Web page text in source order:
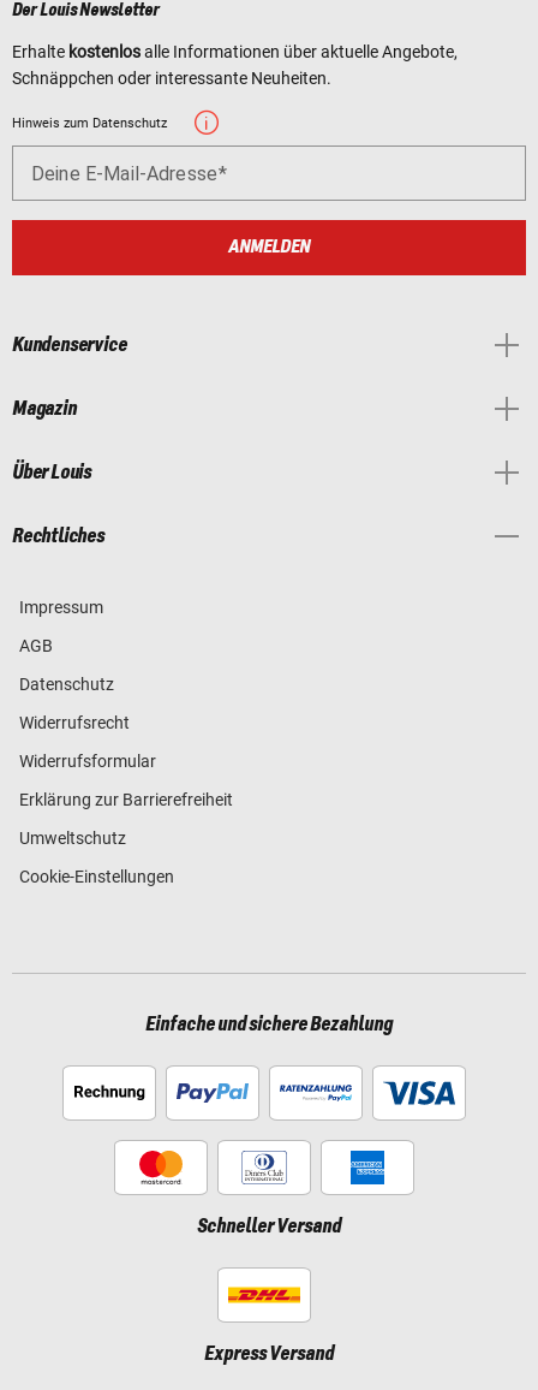
Der Louis Newsletter
Erhalte kostenlosalle Informationen über aktuelle Angebote,
Schnäppchen oder interessante Neuheiten.
Hinweis zum Datenschutz
Deine E-Mail-Adresse
ANMELDEN
Kundenservice
Magazin
Über Louis
Rechtliches
Impressum
AGB
Datenschutz
Widerrufsrecht
Widerrufsformular
Erklärung zur Barrierefreiheit
Umweltschutz
Cookie-Einstellungen
Einfache und sichere Bezahlung
Schneller Versand
Express Versand